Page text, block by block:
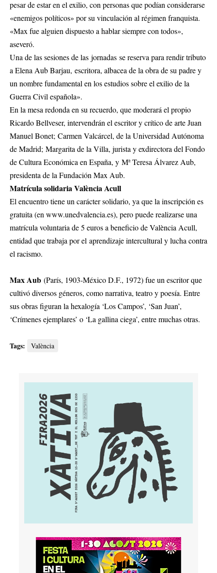
pesar de estar en el exilio, con personas que podían considerarse
«enemigos políticos» por su vinculación al régimen franquista.
«Max fue alguien dispuesto a hablar siempre con todos»,
aseveró.
Una de las sesiones de las jornadas se reserva para rendir tributo
a Elena Aub Barjau, escritora, albacea de la obra de su padre y
un nombre fundamental en los estudios sobre el exilio de la
Guerra Civil española».
En la mesa redonda en su recuerdo, que moderará el propio
Ricardo Bellveser, intervendrán el escritor y crítico de arte Juan
Manuel Bonet; Carmen Valcárcel, de la Universidad Autónoma
de Madrid; Margarita de la Villa, jurista y exdirectora del Fondo
de Cultura Económica en España, y Mª Teresa Álvarez Aub,
presidenta de la Fundación Max Aub.
Matrícula solidaria València Acull
El encuentro tiene un carácter solidario, ya que la inscripción es
gratuita (en www.unedvalencia.es), pero puede realizarse una
matrícula voluntaria de 5 euros a beneficio de València Acull,
entidad que trabaja por el aprendizaje intercultural y lucha contra
el racismo.
Max Aub (París, 1903-México D.F., 1972) fue un escritor que
cultivó diversos géneros, como narrativa, teatro y poesía. Entre
sus obras figuran la hexalogía ‘Los Campos’, ‘San Juan’,
‘Crímenes ejemplares’ o ‘La gallina ciega’, entre muchas otras.
Tags: València